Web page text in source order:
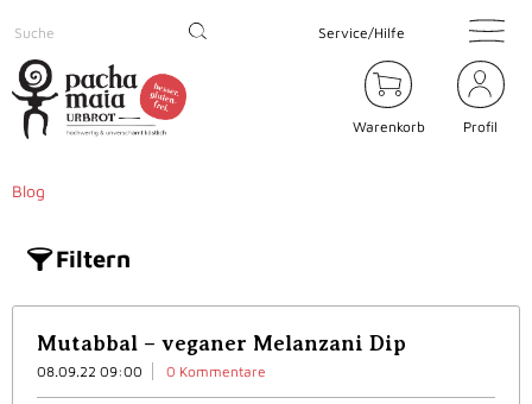
Service/Hilfe
Warenkorb Profil
Blog
Filtern
Mutabbal – veganer Melanzani Dip
08.09.22 09:00 0 Kommentare